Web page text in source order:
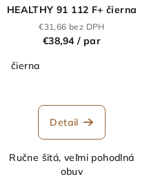
HEALTHY 91 112 F+ čierna
€31,66 bez DPH
€38,94 / par
čierna
Detail
Ručne šitá, veľmi pohodlná
obuv